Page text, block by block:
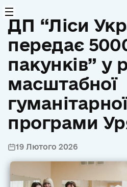
ДП “Ліси
передає
пакунків” у
масштабної
гуманітарної
програми
19 Лютого 2026